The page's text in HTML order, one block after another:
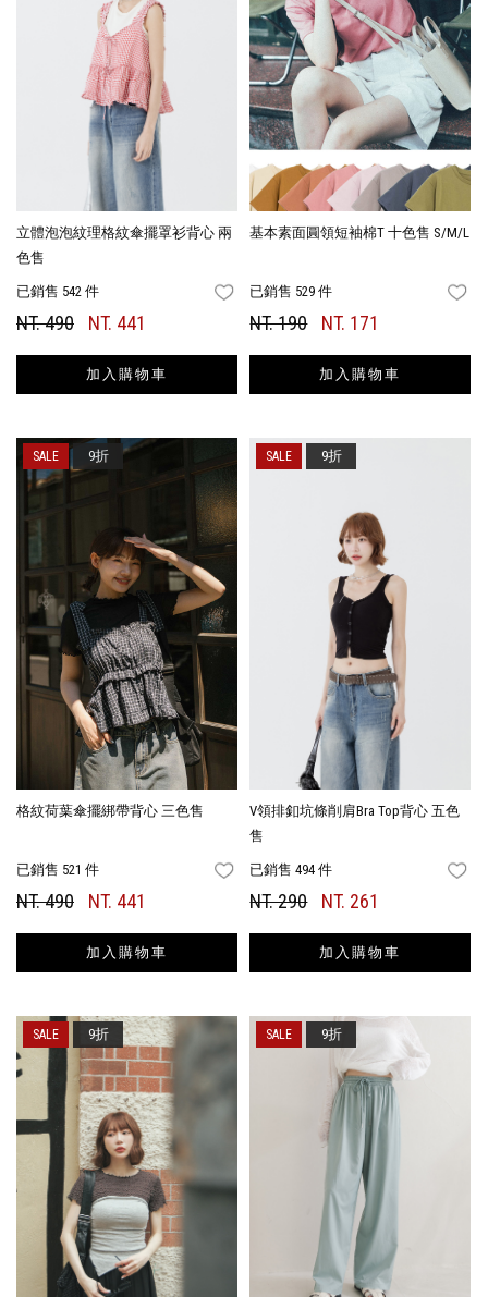
立體泡泡紋理格紋傘擺罩衫背心 兩
色售
已銷售 542 件 FAVORITES
NT. 490 NT. 441
加入購物車
基本素面圓領短袖棉T 十色售 S/M/L
已銷售 529 件
NT. 190 NT. 171
加入購物車
格紋荷葉傘擺綁帶背心 三色售
已銷售 521 件 FAVORITES
NT. 490 NT. 441
加入購物車
9折
V領排釦坑條削肩Bra Top背心 五色
售
已銷售 494 件
NT. 290 NT. 261
加入購物車
9折
9折 9折